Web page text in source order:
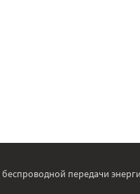
передачи